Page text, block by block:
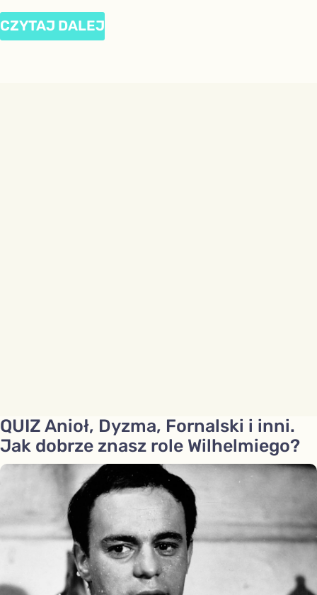
CZYTAJ DALEJ
QUIZ Anioł, Dyzma, Fornalski i inni.
Jak dobrze znasz role Wilhelmiego?